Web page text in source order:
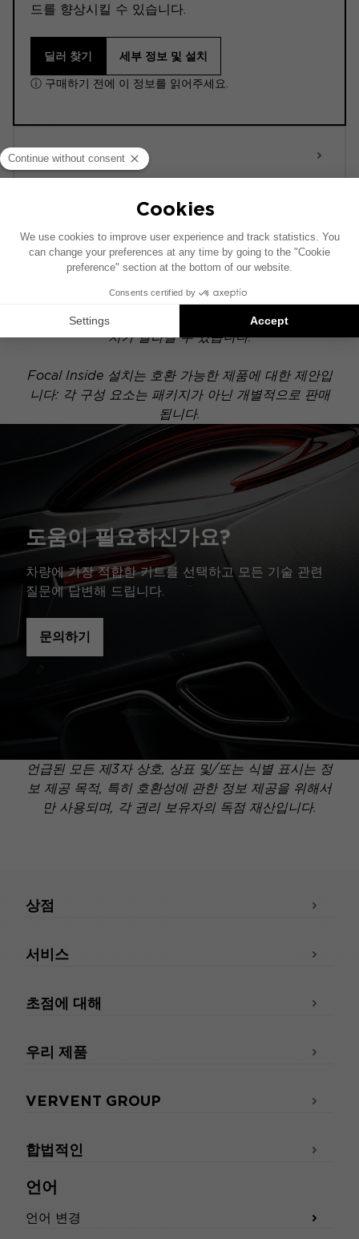
드를 향상시킬 수 있습니다.
딜러 찾기 세부 정보 및 설치
ⓘ 구매하기 전에 이 정보를 읽어주세요.
ACTIVE 6.0
기준으로 제작되었습니다. 차량에 특정 하이파이 옵션
이 장착되어 있는 경우, 도면에 표시된 구성 요소의 위
치가 달라질 수 있습니다.
Focal Inside 설치는 호환 가능한 제품에 대한 제안입
니다: 각 구성 요소는 패키지가 아닌 개별적으로 판매
됩니다.
도움이 필요하신가요?
차량에 가장 적합한 키트를 선택하고 모든 기술 관련
질문에 답변해 드립니다.
문의하기
언급된 모든 제3자 상호, 상표 및/또는 식별 표시는 정
보 제공 목적, 특히 호환성에 관한 정보 제공을 위해서
만 사용되며, 각 권리 보유자의 독점 재산입니다.
언어
언어 변경
상점
서비스
초점에 대해
우리 제품
VERVENT GROUP
합법적인